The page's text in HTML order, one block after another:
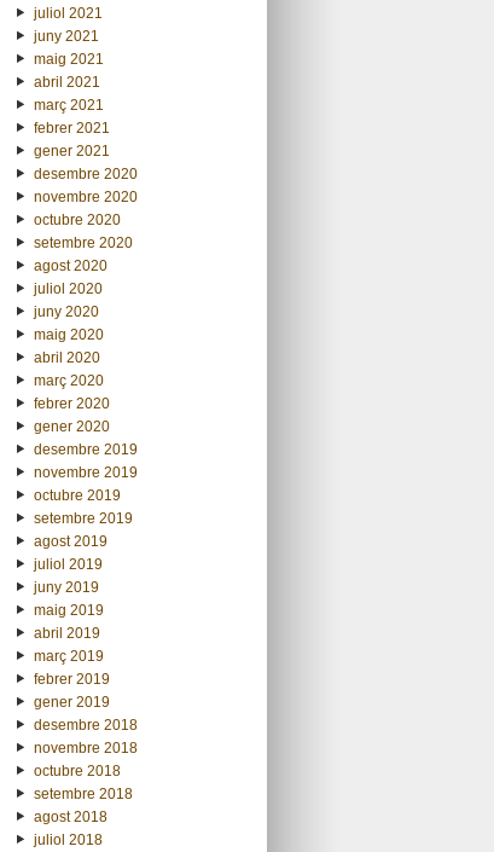
juliol 2021
juny 2021
maig 2021
abril 2021
març 2021
febrer 2021
gener 2021
desembre 2020
novembre 2020
octubre 2020
setembre 2020
agost 2020
juliol 2020
juny 2020
maig 2020
abril 2020
març 2020
febrer 2020
gener 2020
desembre 2019
novembre 2019
octubre 2019
setembre 2019
agost 2019
juliol 2019
juny 2019
maig 2019
abril 2019
març 2019
febrer 2019
gener 2019
desembre 2018
novembre 2018
octubre 2018
setembre 2018
agost 2018
juliol 2018